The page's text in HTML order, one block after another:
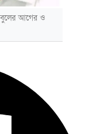
আগের ও